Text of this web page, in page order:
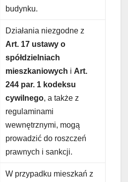
budynku.
Działania niezgodne z
Art. 17 ustawy o
spółdzielniach
mieszkaniowych i Art.
244 par. 1 kodeksu
cywilnego, a także z
regulaminami
wewnętrznymi, mogą
prowadzić do roszczeń
prawnych i sankcji.
W przypadku mieszkań z